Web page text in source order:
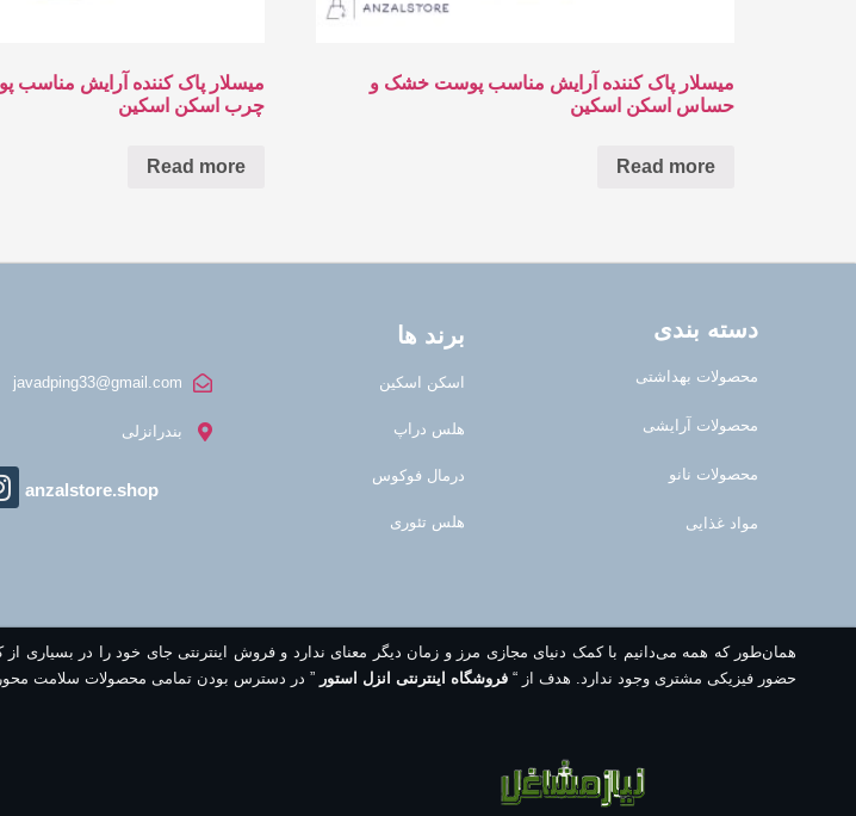
میسلار پاک کننده آرایش مناسب پوست خشک و
حساس اسکن اسکین
Read more
میسلار پاک کننده آرایش مناسب
چرب اسکن اسکین
Read more
دسته بندی
محصولات بهداشتی
محصولات آرایشی
محصولات نانو
مواد غذایی
برند ها
اسکن اسکین
هلس دراپ
درمال فوکوس
هلس تئوری
javadping33@gmail.com
بندرانزلی
anzalstore.shop
همان‌طور که همه می‌دانیم با کمک دنیای مجازی مرز و زمان دیگر معنای ندارد و فروش اینترنتی جای خود را در
حضور فیزیکی مشتری وجود ندارد. هدف از “ فروشگاه اینترنتی انزل استور ” در دسترس بودن تمامی محصولات سلامت